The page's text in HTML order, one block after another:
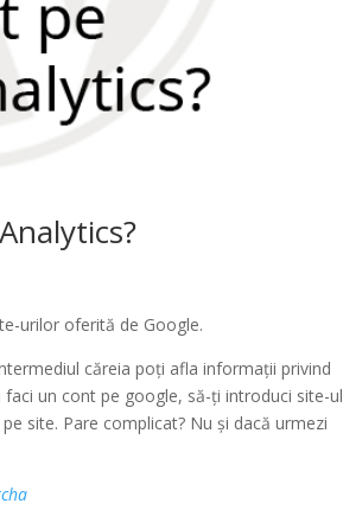
urilor oferită de Google.
căreia poți afla informații privind
un cont pe google, să-ți introduci site-ul
site. Pare complicat? Nu și dacă urmezi